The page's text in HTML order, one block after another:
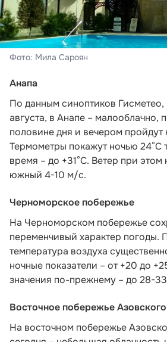
Фото: Мила Сароян
Анапа
По данным синоптиков Гисметео,
августа, в Анапе – малооблачно,
половине дня и вечером
Термометры покажут ночью 24°C
время – до +31°C. Ветер при
южный 4-10 м/с.
Черноморское побережье
На Черноморском побережье
переменчивый характер погоды.
температура воздуха
ночные показатели – от +20 до
значения по-прежнему – до 28-
Восточное побережье
На восточном побережье